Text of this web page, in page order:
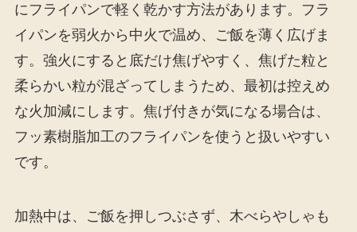
にフライパンで軽く乾かす方法があります。フラ
イパンを弱火から中火で温め、ご飯を薄く広げま
す。強火にすると底だけ焦げやすく、焦げた粒と
柔らかい粒が混ざってしまうため、最初は控えめ
な火加減にします。焦げ付きが気になる場合は、
フッ素樹脂加工のフライパンを使うと扱いやすい
です。
加熱中は、ご飯を押しつぶさず、木べらやしゃも